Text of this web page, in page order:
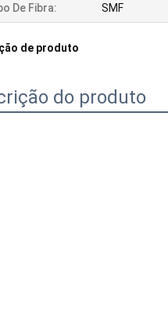
De Fibra: SMF
de produto
do produto